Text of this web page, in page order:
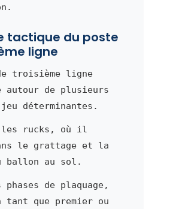
tactique du poste
ligne
troisième ligne
de plusieurs
jeu déterminantes.
rucks, où il
le grattage et la
ballon au sol.
de plaquage,
tant que premier ou